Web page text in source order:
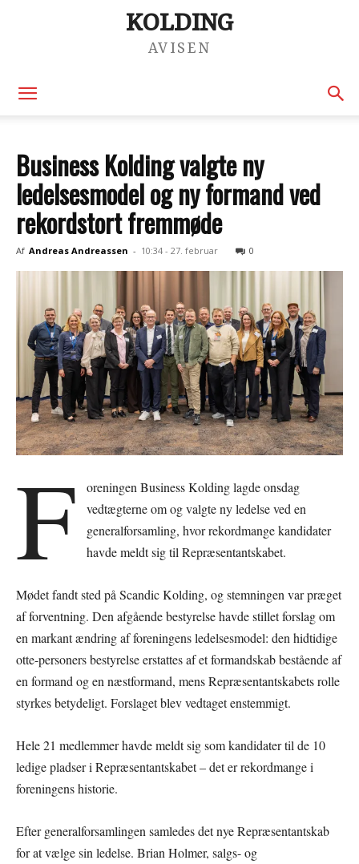
KOLDING
AVISEN
Business Kolding valgte ny
ledelsesmodel og ny formand ved
rekordstort fremmøde
Af Andreas Andreassen - 10:34 - 27. februar 0
F
oreningen Business Kolding lagde onsdag
vedtægterne om og valgte ny ledelse ved en
generalforsamling, hvor rekordmange kandidater
havde meldt sig til Repræsentantskabet.
Mødet fandt sted på Scandic Kolding, og stemningen var præget
af forventning. Den afgående bestyrelse havde stillet forslag om
en markant ændring af foreningens ledelsesmodel: den hidtidige
otte-personers bestyrelse erstattes af et formandskab bestående af
en formand og en næstformand, mens Repræsentantskabets rolle
styrkes betydeligt. Forslaget blev vedtaget enstemmigt.
Hele 21 medlemmer havde meldt sig som kandidater til de 10
ledige pladser i Repræsentantskabet – det er rekordmange i
foreningens historie.
Efter generalforsamlingen samledes det nye Repræsentantskab
for at vælge sin ledelse. Brian Holmer, salgs- og